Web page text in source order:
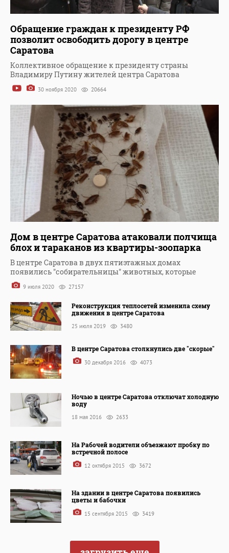
Обращение граждан к президенту РФ
позволит освободить дорогу в центре
Саратова
Коллективное обращение к президенту страны
Владимиру Путину жителей центра Саратова
30 ноября 2020 20664
Дом в центре Саратова атаковали полчища
блох и тараканов из квартиры-зоопарка
В центре Саратова в двух пятиэтажных домах
появились "собирательницы" животных, которые
9 июля 2020 27157
Реконструкция теплосетей изменила схему
движения в центре Саратова
25 июля 2019 3480
В центре Саратова столкнулись две "скорые"
30 декабря 2016 4073
Ночью в центре Саратова отключат холодную
воду
18 мая 2016 2633
На Рабочей водители объезжают пробку по
встречной полосе
12 октября 2015 3672
На здании в центре Саратова появились
цветы и бабочки
15 сентября 2015 3419